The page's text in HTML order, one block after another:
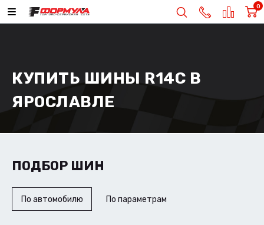
0
КУПИТЬ ШИНЫ R14C В
ЯРОСЛАВЛЕ
ПОДБОР ШИН
По автомобилю По параметрам